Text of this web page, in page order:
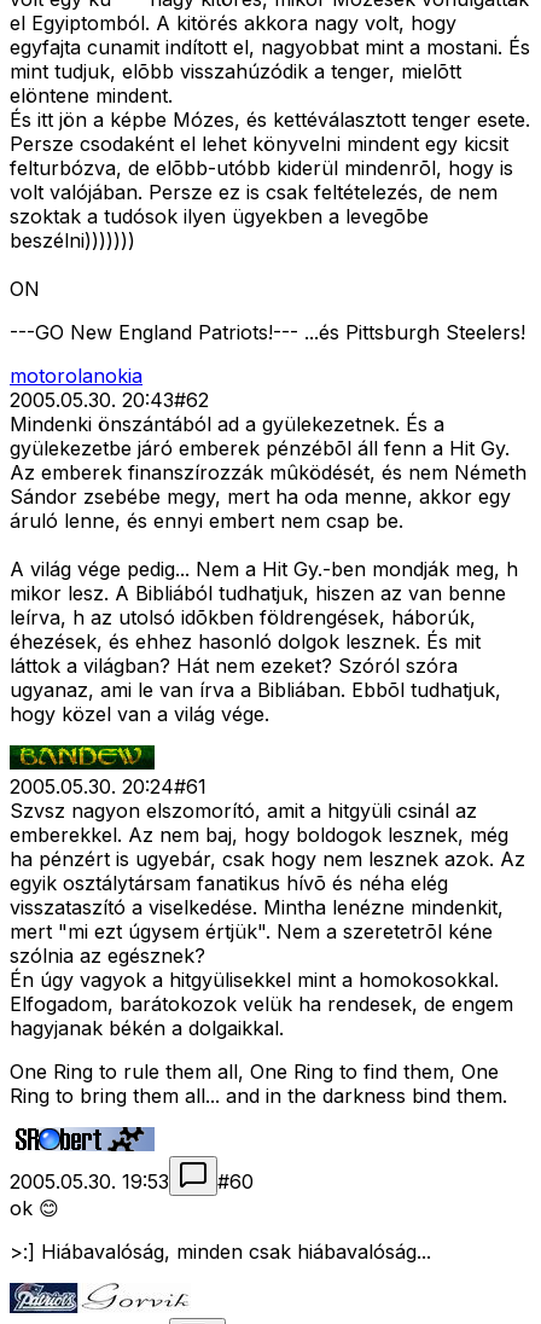
el Egyiptomból. A kitörés akkora nagy volt, hogy
egyfajta cunamit indított el, nagyobbat mint a mostani. És
mint tudjuk, elõbb visszahúzódik a tenger, mielõtt
elöntene mindent.
És itt jön a képbe Mózes, és kettéválasztott tenger esete.
Persze csodaként el lehet könyvelni mindent egy kicsit
felturbózva, de elõbb-utóbb kiderül mindenrõl, hogy is
volt valójában. Persze ez is csak feltételezés, de nem
szoktak a tudósok ilyen ügyekben a levegõbe
beszélni)))))))
ON
---GO New England Patriots!--- ...és Pittsburgh Steelers!
motorolanokia
2005.05.30. 20:43#62
Mindenki önszántából ad a gyülekezetnek. És a
gyülekezetbe járó emberek pénzébõl áll fenn a Hit Gy.
Az emberek finanszírozzák mûködését, és nem Németh
Sándor zsebébe megy, mert ha oda menne, akkor egy
áruló lenne, és ennyi embert nem csap be.
A világ vége pedig... Nem a Hit Gy.-ben mondják meg, h
mikor lesz. A Bibliából tudhatjuk, hiszen az van benne
leírva, h az utolsó idõkben földrengések, háborúk,
éhezések, és ehhez hasonló dolgok lesznek. És mit
láttok a világban? Hát nem ezeket? Szóról szóra
ugyanaz, ami le van írva a Bibliában. Ebbõl tudhatjuk,
hogy közel van a világ vége.
2005.05.30. 20:24#61
Szvsz nagyon elszomorító, amit a hitgyüli csinál az
emberekkel. Az nem baj, hogy boldogok lesznek, még
ha pénzért is ugyebár, csak hogy nem lesznek azok. Az
egyik osztálytársam fanatikus hívõ és néha elég
visszataszító a viselkedése. Mintha lenézne mindenkit,
mert "mi ezt úgysem értjük". Nem a szeretetrõl kéne
szólnia az egésznek?
Én úgy vagyok a hitgyülisekkel mint a homokosokkal.
Elfogadom, barátokozok velük ha rendesek, de engem
hagyjanak békén a dolgaikkal.
One Ring to rule them all, One Ring to find them, One
Ring to bring them all... and in the darkness bind them.
2005.05.30. 19:53 #60
ok 😊
>:] Hiábavalóság, minden csak hiábavalóság...